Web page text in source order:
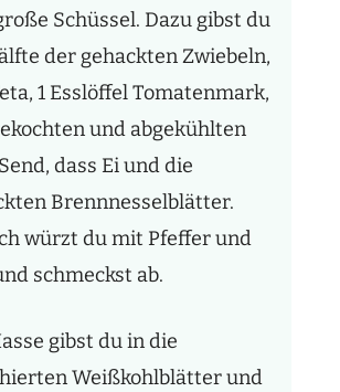
Schüssel. Dazu gibst du
der gehackten Zwiebeln,
1 Esslöffel Tomatenmark,
und abgekühlten
dass Ei und die
Brennnesselblätter.
würzt du mit Pfeffer und
schmeckst ab.
gibst du in die
Weißkohlblätter und